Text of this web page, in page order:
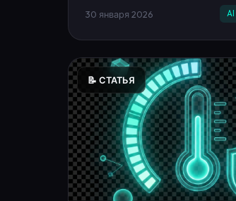
30 января 2026 AI
📝 СТАТЬЯ